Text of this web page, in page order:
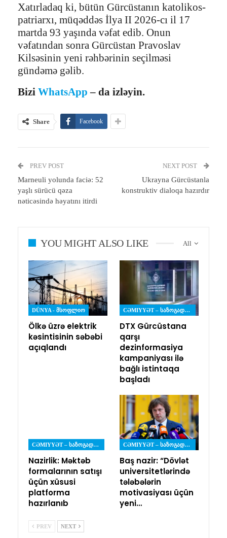
Xatırladaq ki, bütün Gürcüstanın katolikos-
patriarxı, müqəddəs İlya II 2026-cı il 17
martda 93 yaşında vəfat edib. Onun
vəfatından sonra Gürcüstan Pravoslav
Kilsəsinin yeni rəhbərinin seçilməsi
gündəmə gəlib.
Bizi WhatsApp – da izləyin.
Share Facebook
PREV POST
Marneuli yolunda faciə: 52
yaşlı sürücü qəza
nəticəsində həyatını itirdi
NEXT POST
Ukrayna Gürcüstanla
konstruktiv dialoqa hazırdır
All
YOU MIGHT ALSO LIKE
DÜNYA - ᲛᲡᲝᲤᲚᲘᲝ
Ölkə üzrə elektrik
kəsintisinin səbəbi
açıqlandı
CƏMIYYƏT – ᲡᲐᲖᲝᲒᲐᲓᲝᲔᲑᲐ
DTX Gürcüstana
qarşı
dezinformasiya
kampaniyası ilə
bağlı istintaqa
başladı
CƏMIYYƏT – ᲡᲐᲖᲝᲒᲐᲓᲝᲔᲑᲐ
Nazirlik: Məktəb
formalarının satışı
üçün xüsusi
platforma
hazırlanıb
CƏMIYYƏT – ᲡᲐᲖᲝᲒᲐᲓᲝᲔᲑᲐ
Baş nazir: “Dövlət
universitetlərində
tələbələrin
motivasiyası üçün
yeni…
PREV NEXT